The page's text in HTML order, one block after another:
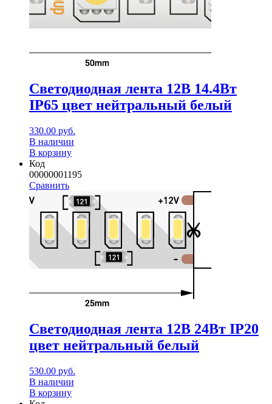
Светодиодная лента 12В 14.4Вт
IP65 цвет нейтральный белый
330.00 руб.
В наличии
В корзину
Код
00000001195
Сравнить
Светодиодная лента 12В 24Вт IP20
цвет нейтральный белый
530.00 руб.
В наличии
В корзину